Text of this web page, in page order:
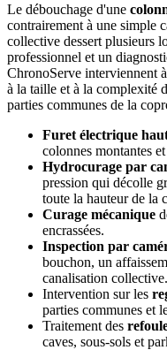
Le débouchage d'une
contrairement à une simple
collective dessert plusieurs
professionnel et un
ChronoServe interviennent
à la taille et à la complexité
parties communes de la
Furet électrique
colonnes montantes
Hydrocurage par
pression qui décolle
toute la hauteur de la
Curage mécanique
encrassées.
Inspection par
bouchon, un
canalisation collective.
Intervention sur les
parties communes et
Traitement des
caves, sous-sols et